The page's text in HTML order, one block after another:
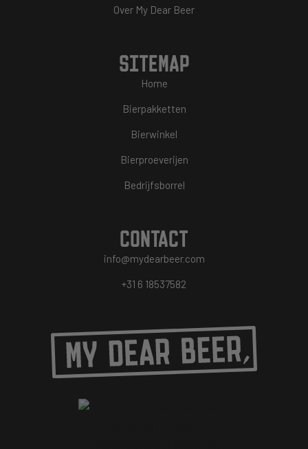
Over My Dear Beer
SITEMAP
Home
Bierpakketten
Bierwinkel
Bierproeverijen
Bedrijfsborrel
CONTACT
info@mydearbeer.com
+31 6 18537582